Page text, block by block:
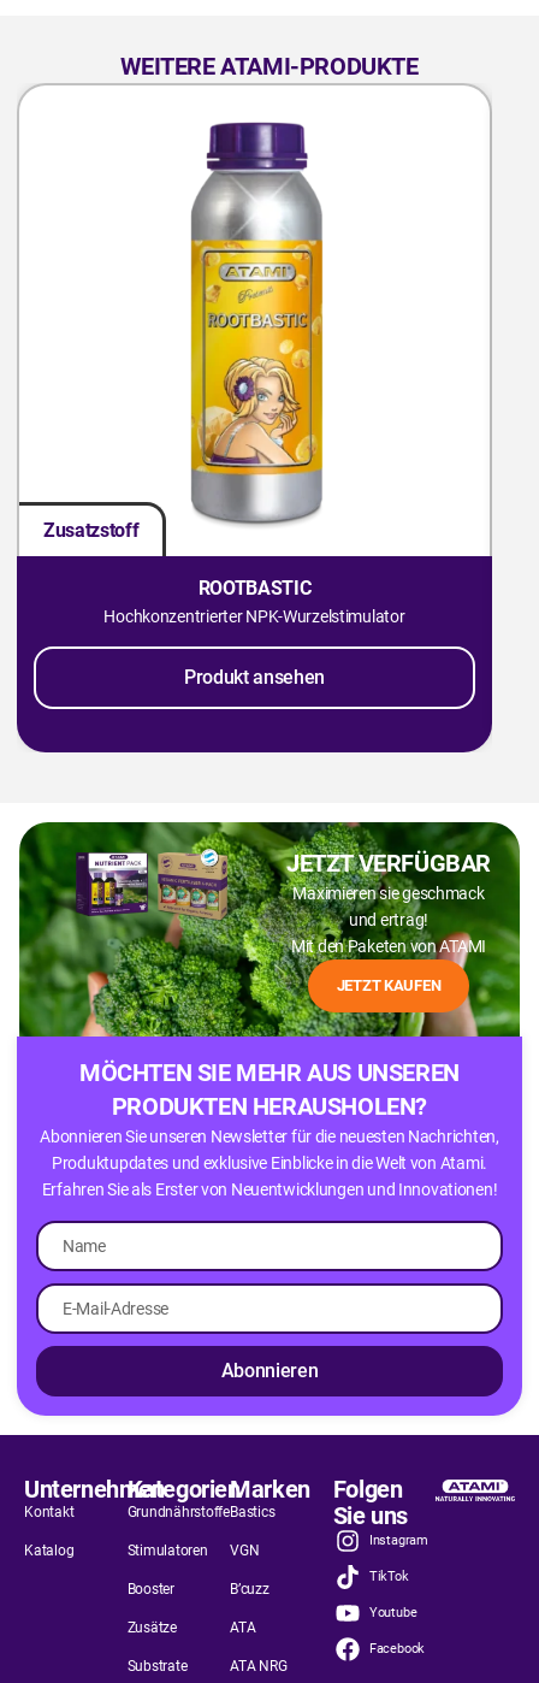
WEITERE ATAMI-PRODUKTE
Zusatzstoff
ROOTBASTIC
Hochkonzentrierter NPK-Wurzelstimulator
Produkt ansehen
JETZT VERFÜGBAR
Maximieren sie geschmack
und ertrag!
Mit den Paketen von ATAMI
JETZT KAUFEN
MÖCHTEN SIE MEHR AUS UNSEREN
PRODUKTEN HERAUSHOLEN?
Abonnieren Sie unseren Newsletter für die neuesten Nachrichten,
Produktupdates und exklusive Einblicke in die Welt von Atami.
Erfahren Sie als Erster von Neuentwicklungen und Innovationen!
Abonnieren
Unternehmen
Kontakt
Katalog
Kategorien
Grundnährstoffe
Stimulatoren
Booster
Zusätze
Substrate
Marken
Bastics
VGN
B’cuzz
ATA
ATA NRG
Folgen
Sie uns
Instagram
TikTok
Youtube
Facebook